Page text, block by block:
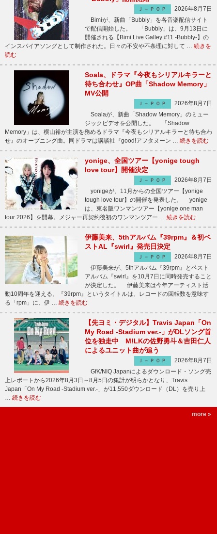
Ｊ－ＰＯＰ
2026年8月7日
Bimiが、新曲「Bubbly」を各音楽配信サイト
で配信開始した。 「Bubbly」は、9月13日に
開催される【Bimi Live Galley #11 -Bubbly-】の
インスパイアソングとして制作された。日々の不安や不条理に対して … 続きを
読む
Soala、ドラマ『今夜もシリアルキラーと
待ち合わせ』OP曲「Shadow Memory」
MV公開
Ｊ－ＰＯＰ
2026年8月7日
Soalaが、新曲「Shadow Memory」のミュー
ジックビデオを公開した。 「Shadow
Memory」は、横山裕が主演を務めるドラマ『今夜もシリアルキラーと待ち合わ
せ』のオープニング曲。同ドラマは講談社『good!アフタヌーン … 続きを読む
yonige、全国ツアー【yonige tough
love tour】開催決定
Ｊ－ＰＯＰ
2026年8月7日
yonigeが、11月からの全国ツアー【yonige
tough love tour】の開催を発表した。 yonige
は、東名阪ワンマンツアー【yonige one man
tour 2026】を開幕。メジャー再契約後初のワンマンツアー … 続きを読む
伊藤美来、5thアルバム『39rpm』＆初ベ
ストAL『swirl』発売日決定
Ｊ－ＰＯＰ
2026年8月7日
伊藤美来が、5thアルバム『39rpm』とベスト
アルバム『swirl』を10月7日に同時発売すること
が決定した。 伊藤美来は今年アーティスト活
動10周年を迎える。『39rpm』というタイトルは、レコードの回転数を意味す
る「rpm」に、伊 … 続きを読む
【先ヨミ・デジタル】Travis Japan「On
My Road -Stadium ver.-」がDLソング首
位を独走中 M!LKの佐野勇斗＆吉田仁人
によるユニット曲が追う
Ｊ－ＰＯＰ
2026年8月7日
GfK/NIQ Japanによるダウンロード・ソング売
上レポートから2026年8月3日～8月5日の集計が明らかとなり、Travis
Japan「On My Road -Stadium ver.-」が11,550ダウンロード（DL）を売り上
… 続きを読む
more »